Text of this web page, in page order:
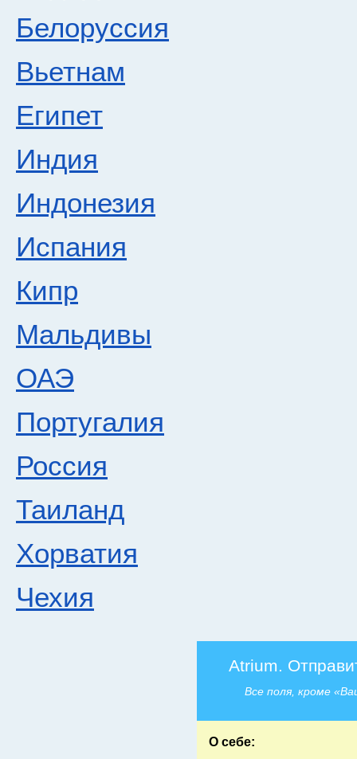
Белоруссия
Вьетнам
Египет
Индия
Индонезия
Испания
Кипр
Мальдивы
ОАЭ
Португалия
Россия
Таиланд
Хорватия
Чехия
Atrium.
Все поля, кроме
О себе: